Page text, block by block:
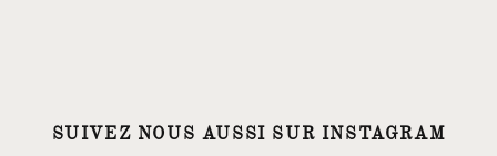
SUIVEZ NOUS AUSSI SUR INSTAGRAM